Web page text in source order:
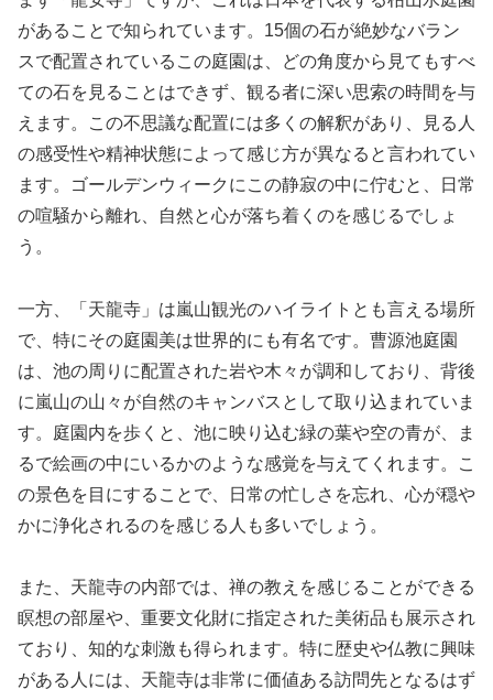
があることで知られています。15個の石が絶妙なバラン
スで配置されているこの庭園は、どの角度から見てもすべ
ての石を見ることはできず、観る者に深い思索の時間を与
えます。この不思議な配置には多くの解釈があり、見る人
の感受性や精神状態によって感じ方が異なると言われてい
ます。ゴールデンウィークにこの静寂の中に佇むと、日常
の喧騒から離れ、自然と心が落ち着くのを感じるでしょ
う。
一方、「天龍寺」は嵐山観光のハイライトとも言える場所
で、特にその庭園美は世界的にも有名です。曹源池庭園
は、池の周りに配置された岩や木々が調和しており、背後
に嵐山の山々が自然のキャンバスとして取り込まれていま
す。庭園内を歩くと、池に映り込む緑の葉や空の青が、ま
るで絵画の中にいるかのような感覚を与えてくれます。こ
の景色を目にすることで、日常の忙しさを忘れ、心が穏や
かに浄化されるのを感じる人も多いでしょう。
また、天龍寺の内部では、禅の教えを感じることができる
瞑想の部屋や、重要文化財に指定された美術品も展示され
ており、知的な刺激も得られます。特に歴史や仏教に興味
がある人には、天龍寺は非常に価値ある訪問先となるはず